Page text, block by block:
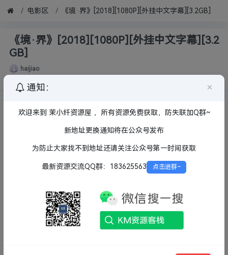
电影区 《境·界》[2018][1080P][外挂中文字幕][3.2GB]
《境·界》[2018][1080P][外挂中文字幕][3.2
GB]
haijiao
通知： ×
欢迎来到 茉小纤资源屋 ，所有资源免费获取，防失联加Q群~
新地址更换通知将在公众号发布
为防止大家找不到地址还请关注公众号第一时间获取
最新资源交流QQ群：183625563 点击进群~